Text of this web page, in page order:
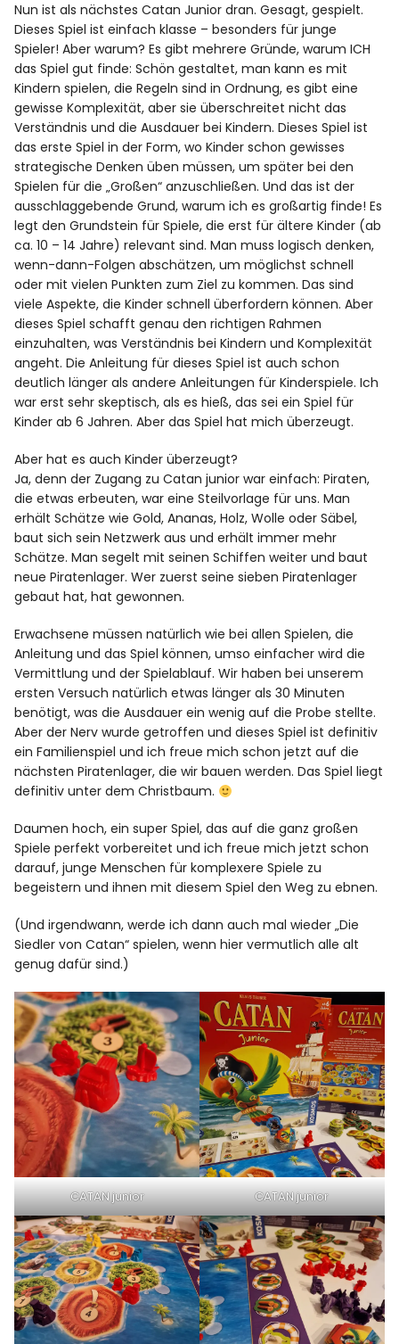
Nun ist als nächstes Catan Junior dran. Gesagt, gespielt.
Dieses Spiel ist einfach klasse – besonders für junge
Spieler! Aber warum? Es gibt mehrere Gründe, warum ICH
das Spiel gut finde: Schön gestaltet, man kann es mit
Kindern spielen, die Regeln sind in Ordnung, es gibt eine
gewisse Komplexität, aber sie überschreitet nicht das
Verständnis und die Ausdauer bei Kindern. Dieses Spiel ist
das erste Spiel in der Form, wo Kinder schon gewisses
strategische Denken üben müssen, um später bei den
Spielen für die „Großen“ anzuschließen. Und das ist der
ausschlaggebende Grund, warum ich es großartig finde! Es
legt den Grundstein für Spiele, die erst für ältere Kinder (ab
ca. 10 – 14 Jahre) relevant sind. Man muss logisch denken,
wenn-dann-Folgen abschätzen, um möglichst schnell
oder mit vielen Punkten zum Ziel zu kommen. Das sind
viele Aspekte, die Kinder schnell überfordern können. Aber
dieses Spiel schafft genau den richtigen Rahmen
einzuhalten, was Verständnis bei Kindern und Komplexität
angeht. Die Anleitung für dieses Spiel ist auch schon
deutlich länger als andere Anleitungen für Kinderspiele. Ich
war erst sehr skeptisch, als es hieß, das sei ein Spiel für
Kinder ab 6 Jahren. Aber das Spiel hat mich überzeugt.
Aber hat es auch Kinder überzeugt?
Ja, denn der Zugang zu Catan junior war einfach: Piraten,
die etwas erbeuten, war eine Steilvorlage für uns. Man
erhält Schätze wie Gold, Ananas, Holz, Wolle oder Säbel,
baut sich sein Netzwerk aus und erhält immer mehr
Schätze. Man segelt mit seinen Schiffen weiter und baut
neue Piratenlager. Wer zuerst seine sieben Piratenlager
gebaut hat, hat gewonnen.
Erwachsene müssen natürlich wie bei allen Spielen, die
Anleitung und das Spiel können, umso einfacher wird die
Vermittlung und der Spielablauf. Wir haben bei unserem
ersten Versuch natürlich etwas länger als 30 Minuten
benötigt, was die Ausdauer ein wenig auf die Probe stellte.
Aber der Nerv wurde getroffen und dieses Spiel ist definitiv
ein Familienspiel und ich freue mich schon jetzt auf die
nächsten Piratenlager, die wir bauen werden. Das Spiel liegt
definitiv unter dem Christbaum.
Daumen hoch, ein super Spiel, das auf die ganz großen
Spiele perfekt vorbereitet und ich freue mich jetzt schon
darauf, junge Menschen für komplexere Spiele zu
begeistern und ihnen mit diesem Spiel den Weg zu ebnen.
(Und irgendwann, werde ich dann auch mal wieder „Die
Siedler von Catan“ spielen, wenn hier vermutlich alle alt
genug dafür sind.)
CATAN junior CATAN junior